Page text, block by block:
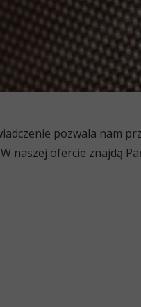
pozwala nam
naszej ofercie znajdą